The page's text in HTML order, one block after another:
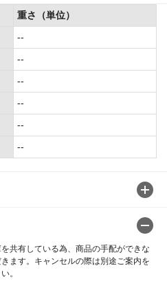
共有している為、商品の手配ができな
ます。キャンセルの際は別途ご案内を
。
重さ（単位）
--
--
--
--
--
--